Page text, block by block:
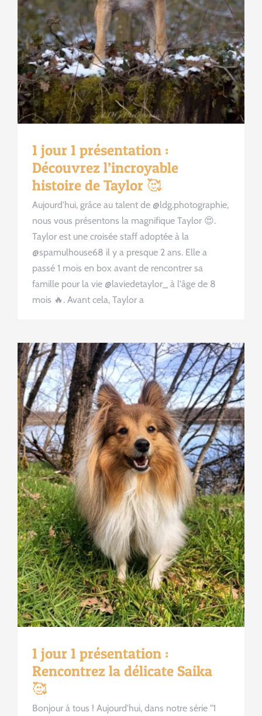
1 jour 1 présentation :
Découvrez l’incroyable
histoire de Taylor 🥰
Aujourd'hui, grâce au talent de @ldg.photographie,
nous vous présentons la magnifique Taylor 😍.
Taylor est une croisée staff adoptée à la
@spamulhouse68 il y a presque 2 ans. Elle a
passé 1 mois en box avant de rencontrer sa
famille pour la vie @laviedetaylor_ à l'âge de 8
mois 🔥. Avant cela, Taylor a
1 jour 1 présentation :
Rencontrez la délicate Saika
🥰
Bonjour à tous ! Aujourd'hui, dans notre série "1